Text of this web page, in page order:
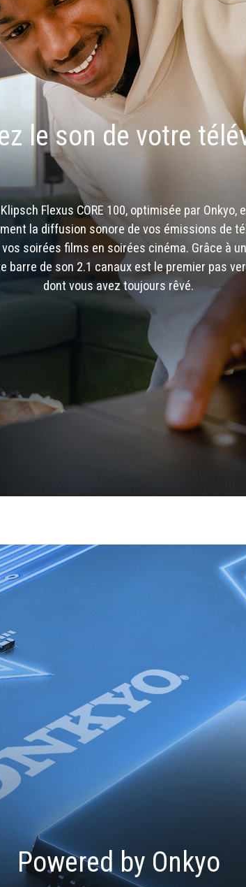
le son de votre
Flexus CORE 100, optimisée par Onkyo,
la diffusion sonore de vos émissions de
soirées films en soirées cinéma. Grâce à
barre de son 2.1 canaux est le premier pas
dont vous avez toujours rêvé.
Powered by Onkyo